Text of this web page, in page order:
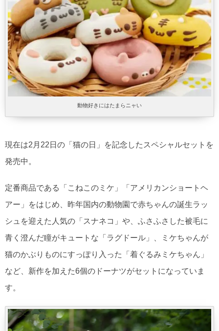
動物好きにはたまらニャい
現在は2月22日の「猫の日」を記念したスペシャルセットを
発売中。
定番商品である「こねこのミケ」「アメリカンショートヘ
アー」をはじめ、昨年国内の動物園で赤ちゃんの誕生ラッ
シュを迎えた人気の「スナネコ」や、ふさふさした被毛に
青く澄んだ瞳がキュートな「ラグドール」、ミケちゃんが
猫のかぶりものにすっぽり入った「着ぐるみミケちゃん」
など、新作を加えた6個のドーナツがセットになっていま
す。